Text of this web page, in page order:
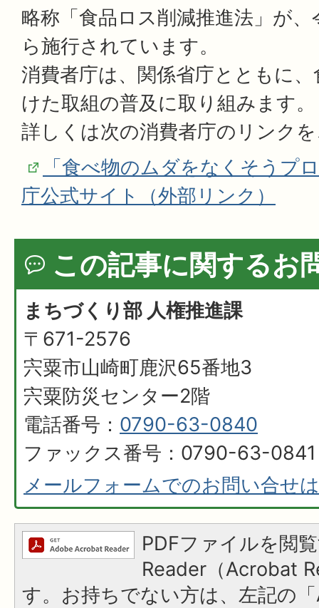
略称「食品ロス削減推進法」が
ら施行されています。
消費者庁は、関係省庁とともに
けた取組の普及に取り組みます。
詳しくは次の消費者庁のリンク
「食べ物のムダをなくそうプ
庁公式サイト（外部リンク）
この記事に関するお
まちづくり部 人権推進課
〒671-2576
宍粟市山崎町鹿沢65番地3
宍粟防災センター2階
電話番号： 0790-63-0840
ファックス番号：0790-63-0841
メールフォームでのお問い合せ
PDFファイルを閲
Reader（Acrobat
す。お持ちでない方は、左記の